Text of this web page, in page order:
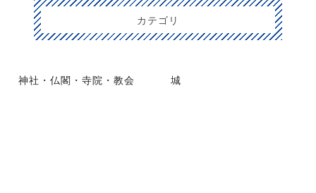
カテゴリ
神社・仏閣・寺院・教会 城